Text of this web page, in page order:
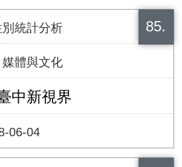
85.
統計分析
體與文化
中新視界
06-04